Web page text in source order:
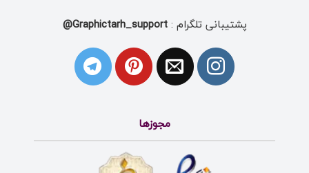
پشتیبانی تلگرام :Graphictarh_support@
مجوزها